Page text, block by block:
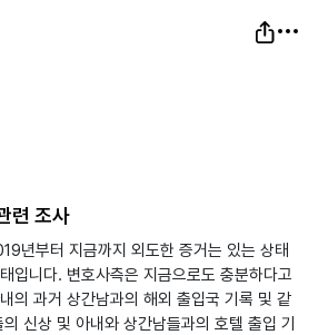
련 조사
년부터 지금까지 외도한 증거는 있는 상태
입니다. 변호사측은 지금으로도 충분하다고
의 과거 상간남과의 해외 출입국 기록 및 같
신상 및 아내와 상간남들과의 호텔 출입 기